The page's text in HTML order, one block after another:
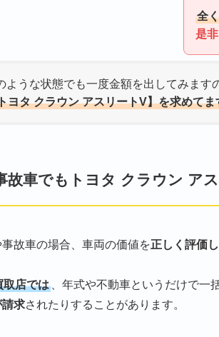
全
是
ような状態でも一度金額を出してみます
ヨタ クラウン アスリートV】を求めてま
故車でもトヨタ クラウン ア
故車の場合、車両の価値を正しく評価
取店では 、年式や不動車というだけで一
請求されたりすることがあります。